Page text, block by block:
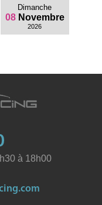
Dimanche
08 Novembre
2026
à 18h00